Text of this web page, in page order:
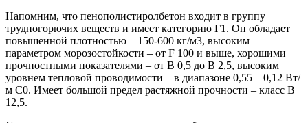
Напомним, что пенополистиролбетон входит в группу
трудногорючих веществ и имеет категорию Г1. Он обладает
повышенной плотностью – 150-600 кг/м3, высоким
параметром морозостойкости – от F 100 и выше, хорошими
прочностными показателями – от В 0,5 до В 2,5, высоким
уровнем тепловой проводимости – в диапазоне 0,55 – 0,12 Вт/
м С0. Имеет большой предел растяжной прочности – класс В
12,5.